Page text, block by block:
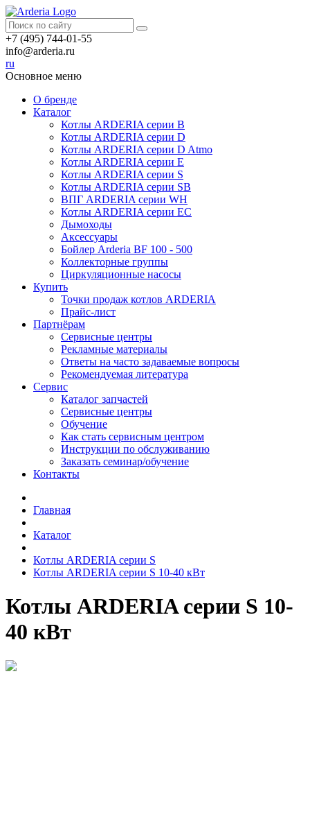
+7 (495) 744-01-55
info@arderia.ru
ru
Основное меню
О бренде
Каталог
Котлы ARDERIA серии В
Котлы ARDERIA серии D
Котлы ARDERIA серии D Atmo
Котлы ARDERIA серии Е
Котлы ARDERIA серии S
Котлы ARDERIA серии SB
ВПГ ARDERIA серии WH
Котлы ARDERIA серии EC
Дымоходы
Аксессуары
Бойлер Arderia BF 100 - 500
Коллекторные группы
Циркуляционные насосы
Купить
Точки продаж котлов ARDERIA
Прайс-лист
Партнёрам
Сервисные центры
Рекламные материалы
Ответы на часто задаваемые вопросы
Рекомендуемая литература
Сервис
Каталог запчастей
Сервисные центры
Обучение
Как стать сервисным центром
Инструкции по обслуживанию
Заказать семинар/обучение
Контакты
Главная
Каталог
Котлы ARDERIA серии S
Котлы ARDERIA серии S 10-40 кВт
Котлы ARDERIA серии S 10-
40 кВт